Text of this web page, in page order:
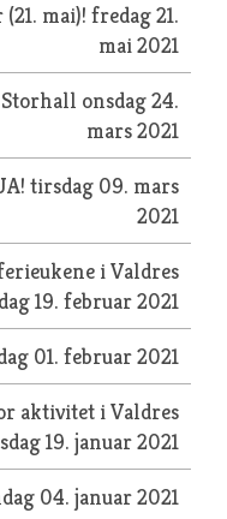
mai)! fredag 21.
mai 2021
Storhall onsdag 24.
mars 2021
tirsdag 09. mars
2021
i Valdres
19. februar 2021
01. februar 2021
aktivitet i Valdres
19. januar 2021
04. januar 2021